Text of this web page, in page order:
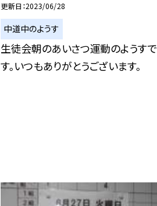
更新日 2023/06/28
中道中のようす
生徒会朝のあいさつ運動のようすで
す。いつもありがとうございます。